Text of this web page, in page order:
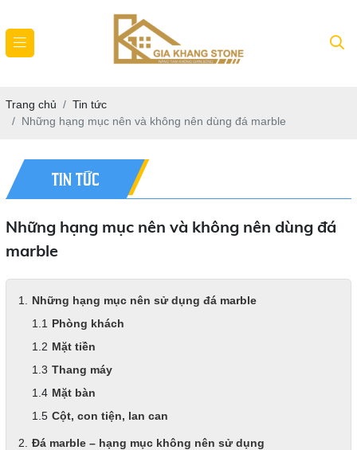
Trang chủ
Tin tức
Những hạng mục nên và không nên dùng đá marble
TIN TỨC
Những hạng mục nên và không nên dùng đá
marble
Những hạng mục nên sử dụng đá marble
Phòng khách
Mặt tiền
Thang máy
Mặt bàn
Cột, con tiện, lan can
Đá marble – hạng mục không nên sử dụng